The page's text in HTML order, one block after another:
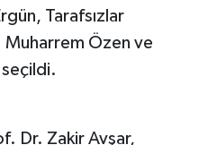
Tarafsızlar
Muharrem Özen ve
Dr. Zakir Avşar,